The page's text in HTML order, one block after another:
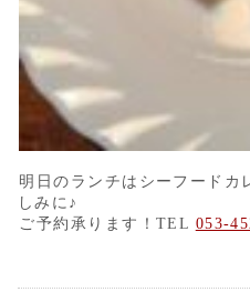
明日のランチはシーフード
しみに♪
ご予約承ります！TEL 053-